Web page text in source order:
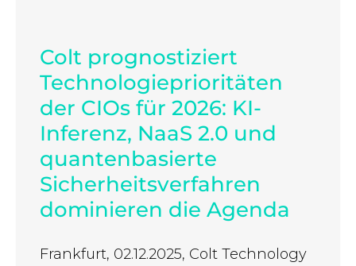
Colt prognostiziert
Technologieprioritäten
der CIOs für 2026: KI-
Inferenz, NaaS 2.0 und
quantenbasierte
Sicherheitsverfahren
dominieren die Agenda
Frankfurt, 02.12.2025, Colt Technology